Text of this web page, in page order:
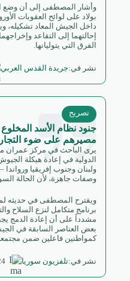
وأشار المصطفى إلى أن وضع
بولاد على لوائح العقوبات
داخل الجيش المعاد تشكيله،
إحالتهما إلى التقاعد
الفرق التي يتوليانها.
نشر في:جريدة القدس العربي
جنود نظام الأسد
مصيرهم على ضوء
تصريح
يرى الباحث في مركز
الدولية في إعادة هيكلة
ولبنان وجنوب إفريقيا
وصفات جاهزة، لأن الحالة
ويقترح المصطفى في حديثه
مشدداً على أن إعادة الدمج
بعض العناصر السابقة في
كمواطنين فاعلين ضمن
نشر في:تلفزيون سوريا